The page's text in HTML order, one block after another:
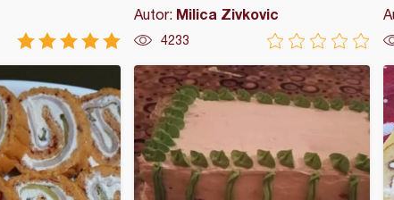
Autor: Milica Zivkovic
4233